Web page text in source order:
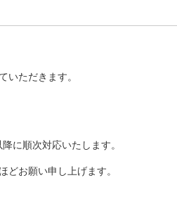
いただきます。
に順次対応いたします。
どお願い申し上げます。